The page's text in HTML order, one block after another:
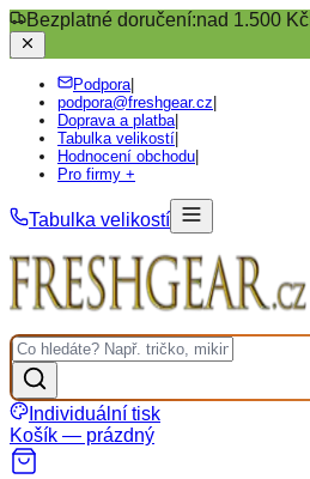
Bezplatné doručení:nad 1.500 Kč
Podpora|
podpora@freshgear.cz
Doprava a platba|
Tabulka velikostí
Hodnocení obchodu
Pro firmy +
Tabulka velikostí
Individuální tisk
Košík — prázdný